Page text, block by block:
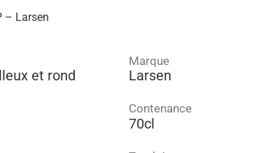
– Larsen
et rond
Marque
Larsen
Contenance
70cl